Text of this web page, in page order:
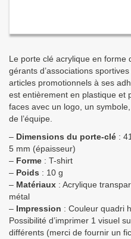
Le porte clé acrylique en forme
gérants d’associations
articles promotionnels à ses
est entièrement en plastique et
faces avec un logo, un
de l’équipe.
– Dimensions du porte-clé :
5 mm (épaisseur)
– Forme : T-shirt
– Poids : 10 g
– Matériaux : Acrylique
métal
– Impression : Couleur quadri
Possibilité d’imprimer 1 visuel
différents (merci de fournir un